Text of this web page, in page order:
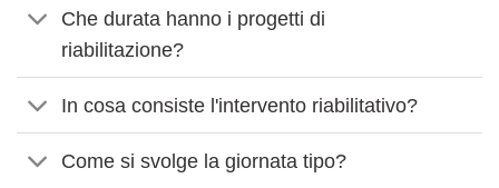
Che durata hanno i progetti di
riabilitazione?
In cosa consiste l'intervento riabilitativo?
Come si svolge la giornata tipo?